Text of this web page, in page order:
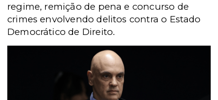
regime, remição de pena e concurso de
crimes envolvendo delitos contra o Estado
Democrático de Direito.